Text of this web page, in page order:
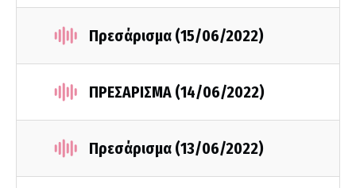
Πρεσάρισμα (15/06/2022)
ΠΡΕΣΑΡΙΣΜΑ (14/06/2022)
Πρεσάρισμα (13/06/2022)